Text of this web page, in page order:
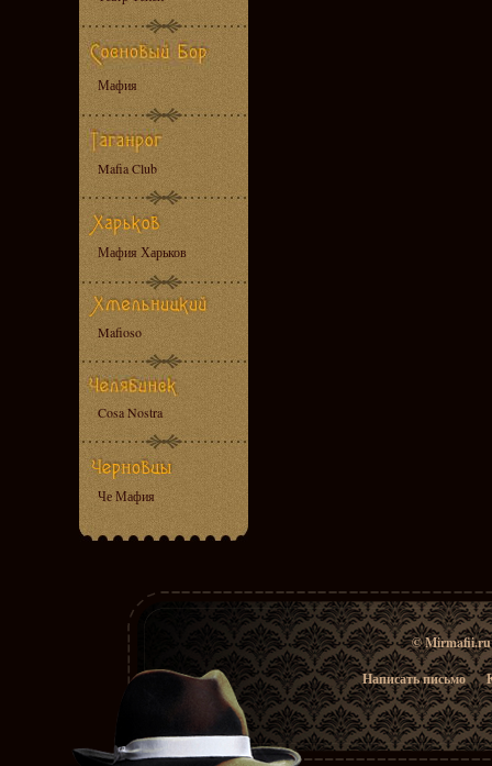
Мафия
Mafia Club
Мафия Харьков
Mafioso
Cosa Nostra
Че Мафия
© Mirmafii.ru
Написать письмо